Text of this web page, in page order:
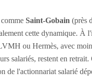
Saint-Gobain (près
cette dynamique. À
ou Hermès, avec
salariés, restent en retrait.
de l'actionnariat salarié